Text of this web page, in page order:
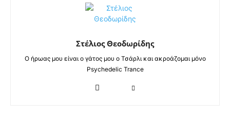
Στέλιος Θεοδωρίδης
Ο ήρωας μου είναι ο γάτος μου ο Τσάρλι και ακροάζομαι μόνο
Psychedelic Trance